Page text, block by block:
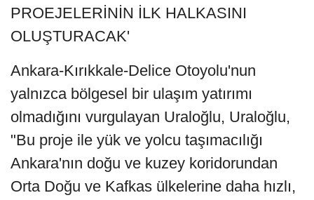
PROEJELERİNİN İLK HALKASINI
OLUŞTURACAK'
Ankara-Kırıkkale-Delice Otoyolu'nun
yalnızca bölgesel bir ulaşım yatırımı
olmadığını vurgulayan Uraloğlu, Uraloğlu,
"Bu proje ile yük ve yolcu taşımacılığı
Ankara'nın doğu ve kuzey koridorundan
Orta Doğu ve Kafkas ülkelerine daha hızlı,